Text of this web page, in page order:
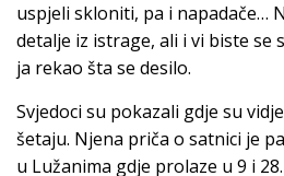
uspjeli skloniti, pa i napadače…
detalje iz istrage, ali i vi biste se
ja rekao šta se desilo.
Svjedoci su pokazali gdje su
šetaju. Njena priča o satnici je
u Lužanima gdje prolaze u 9 i